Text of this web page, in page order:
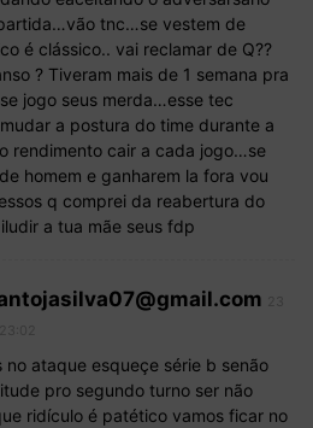
tnc…se vestem de
é clássico.. vai reclamar de Q??
? Tiveram mais de 1 semana pra
jogo seus merda…esse tec
a postura do time durante a
rendimento cair a cada jogo…se
homem e ganharem la fora vou
q comprei da reabertura do
a tua mãe seus fdp
no ataque esqueçe série b senão
pro segundo turno ser não
ridículo é patético vamos ficar no